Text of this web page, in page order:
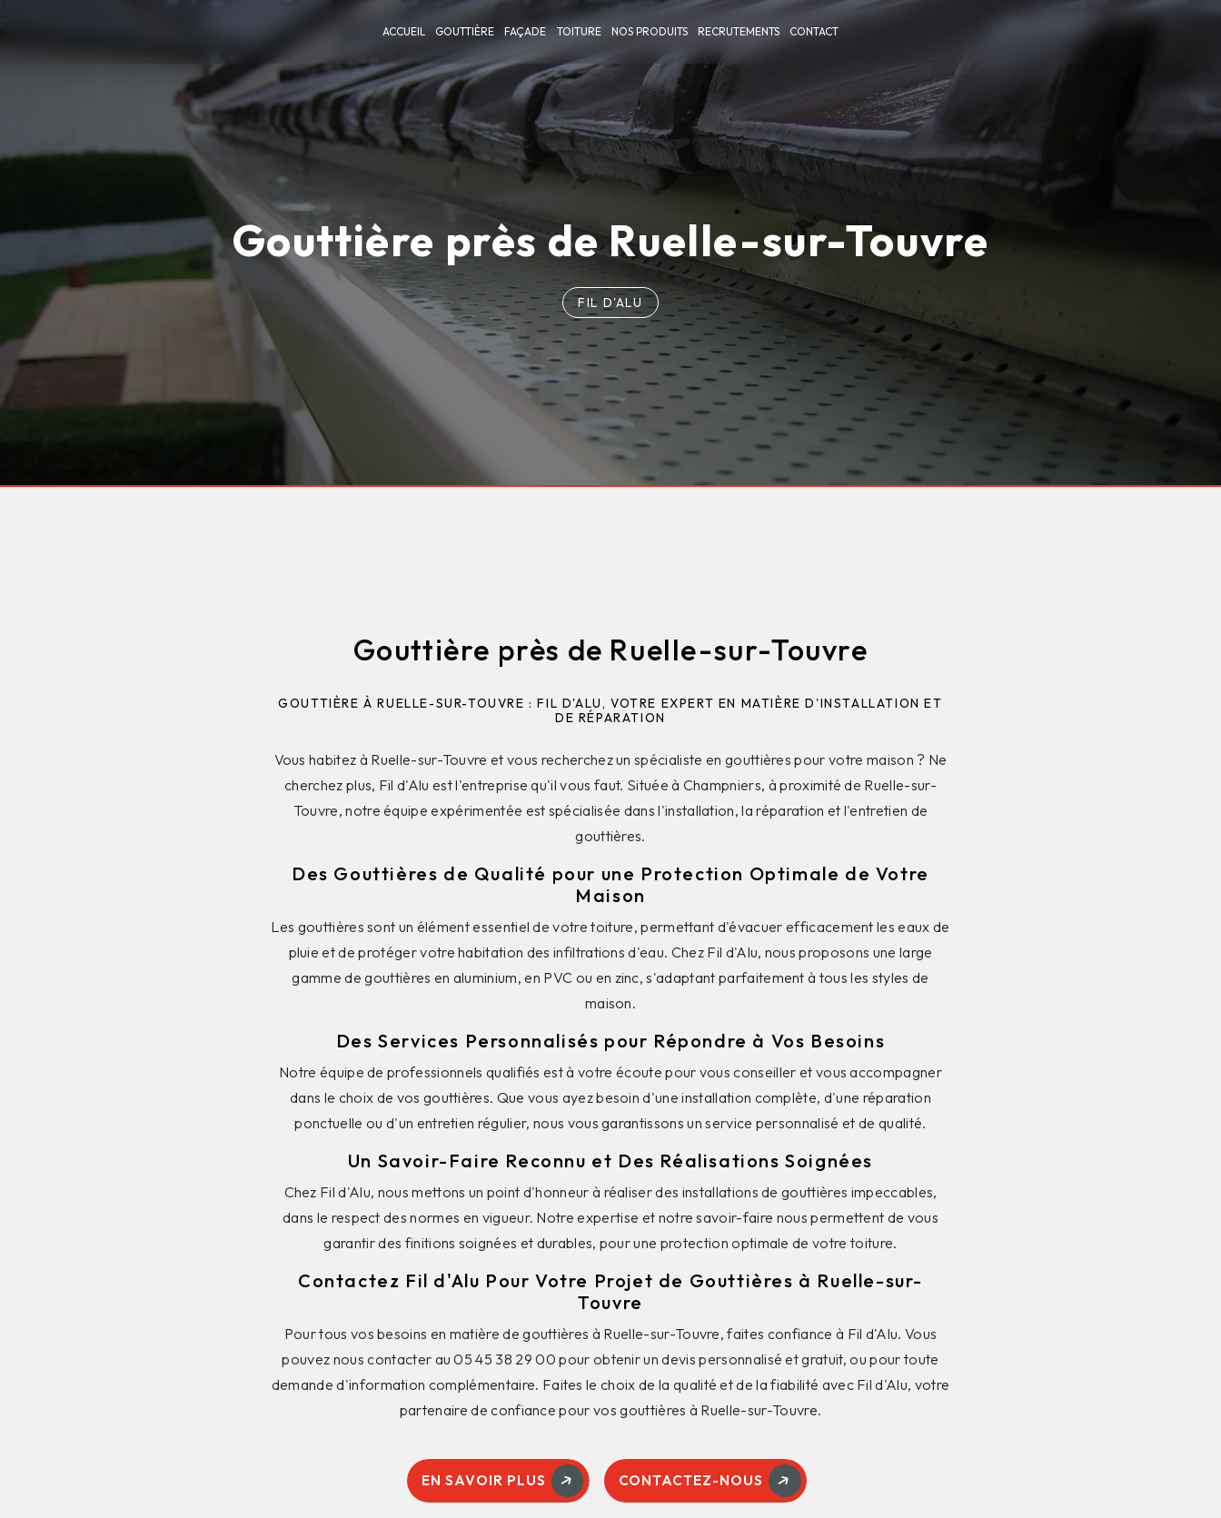
ACCUEIL GOUTTIÈRE FAÇADE TOITURE NOS PRODUITS RECRUTEMENTS CONTACT
Gouttière près de Ruelle-sur-Touvre
FIL D'ALU
Gouttière près de Ruelle-sur-Touvre
GOUTTIÈRE À RUELLE-SUR-TOUVRE : FIL D'ALU, VOTRE EXPERT EN MATIÈRE D'INSTALLATION ET
DE RÉPARATION
Vous habitez à Ruelle-sur-Touvre et vous recherchez un spécialiste en gouttières pour votre maison ? Ne
cherchez plus, Fil d'Alu est l'entreprise qu'il vous faut. Située à Champniers, à proximité de Ruelle-sur-
Touvre, notre équipe expérimentée est spécialisée dans l'installation, la réparation et l'entretien de
gouttières.
Des Gouttières de Qualité pour une Protection Optimale de Votre
Maison
Les gouttières sont un élément essentiel de votre toiture, permettant d'évacuer efficacement les eaux de
pluie et de protéger votre habitation des infiltrations d'eau. Chez Fil d'Alu, nous proposons une large
gamme de gouttières en aluminium, en PVC ou en zinc, s'adaptant parfaitement à tous les styles de
maison.
Des Services Personnalisés pour Répondre à Vos Besoins
Notre équipe de professionnels qualifiés est à votre écoute pour vous conseiller et vous accompagner
dans le choix de vos gouttières. Que vous ayez besoin d'une installation complète, d'une réparation
ponctuelle ou d'un entretien régulier, nous vous garantissons un service personnalisé et de qualité.
Un Savoir-Faire Reconnu et Des Réalisations Soignées
Chez Fil d'Alu, nous mettons un point d'honneur à réaliser des installations de gouttières impeccables,
dans le respect des normes en vigueur. Notre expertise et notre savoir-faire nous permettent de vous
garantir des finitions soignées et durables, pour une protection optimale de votre toiture.
Contactez Fil d'Alu Pour Votre Projet de Gouttières à Ruelle-sur-
Touvre
Pour tous vos besoins en matière de gouttières à Ruelle-sur-Touvre, faites confiance à Fil d'Alu. Vous
pouvez nous contacter au 05 45 38 29 00 pour obtenir un devis personnalisé et gratuit, ou pour toute
demande d'information complémentaire. Faites le choix de la qualité et de la fiabilité avec Fil d'Alu, votre
partenaire de confiance pour vos gouttières à Ruelle-sur-Touvre.
EN SAVOIR PLUS CONTACTEZ-NOUS